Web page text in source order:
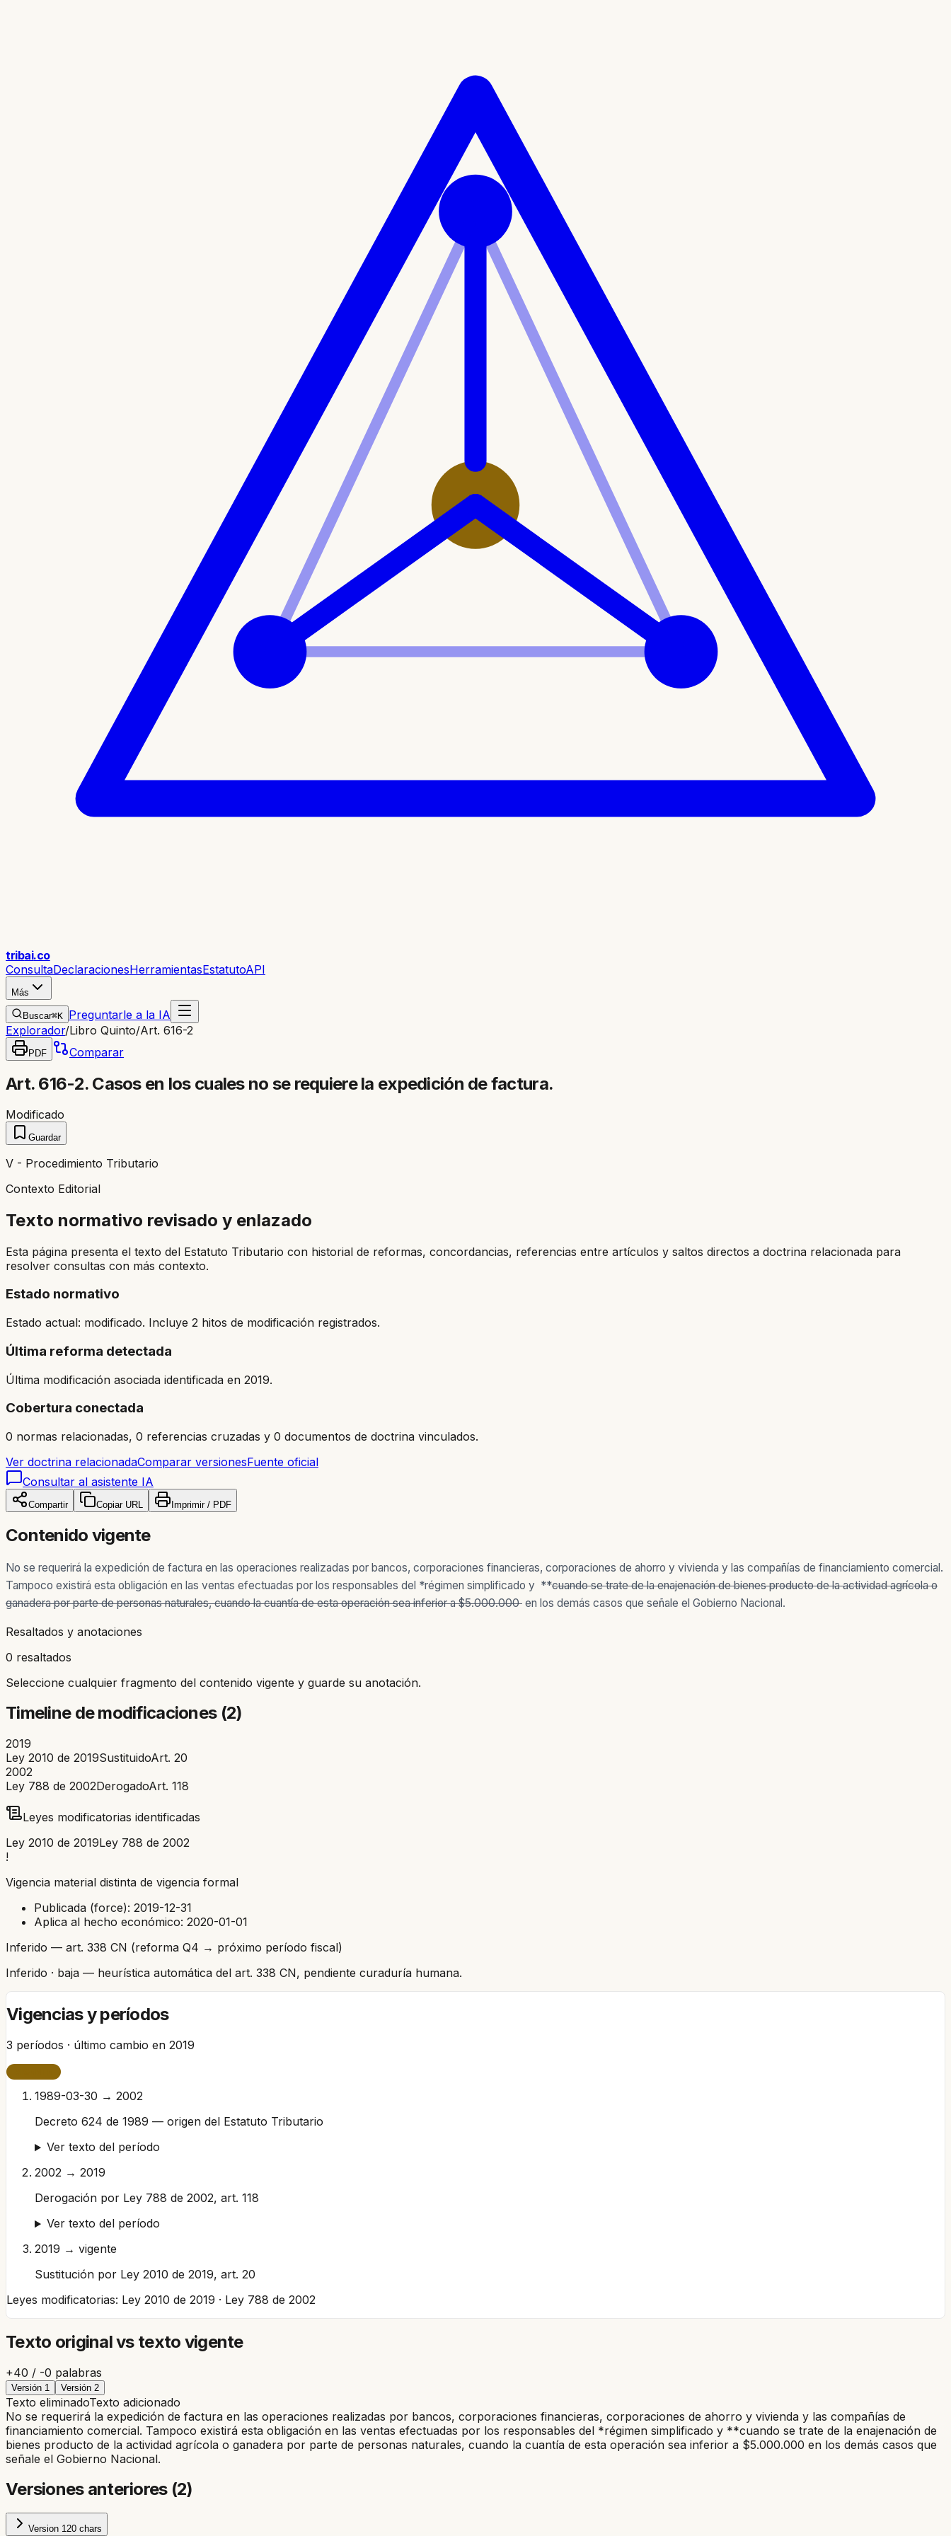
tribai.co
ConsultaDeclaracionesHerramientasEstatutoAPI
Más
Buscar⌘K Preguntarle a la IA
Explorador/Libro Quinto/Art. 616-2
PDF Comparar
Art. 616-2. Casos en los cuales no se requiere la expedición de factura.
Modificado
Guardar
V - Procedimiento Tributario
Contexto Editorial
Texto normativo revisado y enlazado
Esta página presenta el texto del Estatuto Tributario con historial de reformas, concordancias, referencias entre artículos y saltos directos a doctrina relacionada para
resolver consultas con más contexto.
Estado normativo
Estado actual: modificado. Incluye 2 hitos de modificación registrados.
Última reforma detectada
Última modificación asociada identificada en 2019.
Cobertura conectada
0 normas relacionadas, 0 referencias cruzadas y 0 documentos de doctrina vinculados.
Ver doctrina relacionadaComparar versionesFuente oficial
Consultar al asistente IA
Compartir Copiar URL Imprimir / PDF
Contenido vigente
No se requerirá la expedición de factura en las operaciones realizadas por bancos, corporaciones financieras, corporaciones de ahorro y vivienda y las compañías de financiamiento comercial.
Tampoco existirá esta obligación en las ventas efectuadas por los responsables del *régimen simplificado y **cuando se trate de la enajenación de bienes producto de la actividad agrícola o
ganadera por parte de personas naturales, cuando la cuantía de esta operación sea inferior a $5.000.000 en los demás casos que señale el Gobierno Nacional.
Resaltados y anotaciones
0 resaltados
Seleccione cualquier fragmento del contenido vigente y guarde su anotación.
Timeline de modificaciones (2)
2019
Ley 2010 de 2019SustituidoArt. 20
2002
Ley 788 de 2002DerogadoArt. 118
Leyes modificatorias identificadas
Ley 2010 de 2019Ley 788 de 2002
!
Vigencia material distinta de vigencia formal
Publicada (force): 2019-12-31
Aplica al hecho económico: 2020-01-01
Inferido — art. 338 CN (reforma Q4 → próximo período fiscal)
Inferido · baja — heurística automática del art. 338 CN, pendiente curaduría humana.
Vigencias y períodos
3 períodos · último cambio en 2019
1989-03-30 → 2002
Decreto 624 de 1989 — origen del Estatuto Tributario
Ver texto del período
2002 → 2019
Derogación por Ley 788 de 2002, art. 118
Ver texto del período
2019 → vigente
Sustitución por Ley 2010 de 2019, art. 20
Leyes modificatorias: Ley 2010 de 2019 · Ley 788 de 2002
Texto original vs texto vigente
+40 / -0 palabras
Versión 1 Versión 2
Texto eliminadoTexto adicionado
No se requerirá la expedición de factura en las operaciones realizadas por bancos, corporaciones financieras, corporaciones de ahorro y vivienda y las compañías de
financiamiento comercial. Tampoco existirá esta obligación en las ventas efectuadas por los responsables del *régimen simplificado y **cuando se trate de la enajenación de
bienes producto de la actividad agrícola o ganadera por parte de personas naturales, cuando la cuantía de esta operación sea inferior a $5.000.000 en los demás casos que
señale el Gobierno Nacional.
Versiones anteriores (2)
Version 120 chars